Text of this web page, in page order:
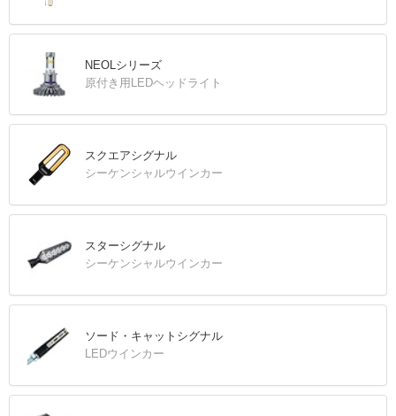
NEOLシリーズ
原付き用LEDヘッドライト
スクエアシグナル
シーケンシャルウインカー
スターシグナル
シーケンシャルウインカー
ソード・キャットシグナル
LEDウインカー